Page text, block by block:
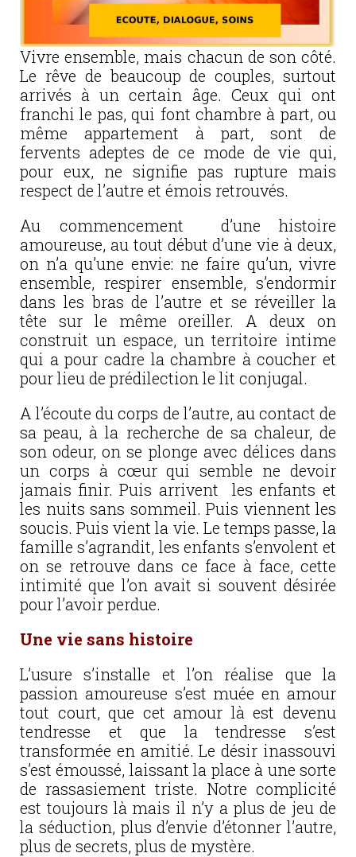
Vivre ensemble, mais chacun de son côté.
Le rêve de beaucoup de couples, surtout
arrivés à un certain âge. Ceux qui ont
franchi le pas, qui font chambre à part, ou
même appartement à part, sont de
fervents adeptes de ce mode de vie qui,
pour eux, ne signifie pas rupture mais
respect de l’autre et émois retrouvés.
Au commencement d’une histoire
amoureuse, au tout début d’une vie à deux,
on n’a qu’une envie: ne faire qu’un, vivre
ensemble, respirer ensemble, s’endormir
dans les bras de l’autre et se réveiller la
tête sur le même oreiller. A deux on
construit un espace, un territoire intime
qui a pour cadre la chambre à coucher et
pour lieu de prédilection le lit conjugal.
A l’écoute du corps de l’autre, au contact de
sa peau, à la recherche de sa chaleur, de
son odeur, on se plonge avec délices dans
un corps à cœur qui semble ne devoir
jamais finir. Puis arrivent les enfants et
les nuits sans sommeil. Puis viennent les
soucis. Puis vient la vie. Le temps passe, la
famille s’agrandit, les enfants s’envolent et
on se retrouve dans ce face à face, cette
intimité que l’on avait si souvent désirée
pour l’avoir perdue.
Une vie sans histoire
L’usure s’installe et l’on réalise que la
passion amoureuse s’est muée en amour
tout court, que cet amour là est devenu
tendresse et que la tendresse s’est
transformée en amitié. Le désir inassouvi
s’est émoussé, laissant la place à une sorte
de rassasiement triste. Notre complicité
est toujours là mais il n’y a plus de jeu de
la séduction, plus d’envie d’étonner l’autre,
plus de secrets, plus de mystère.